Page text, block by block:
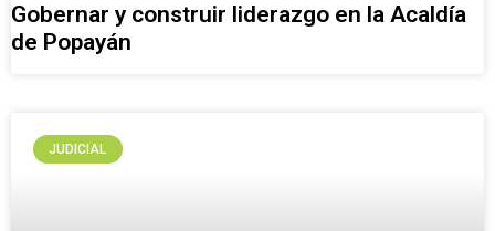
Gobernar y construir liderazgo en la Acaldía
de Popayán
JUDICIAL